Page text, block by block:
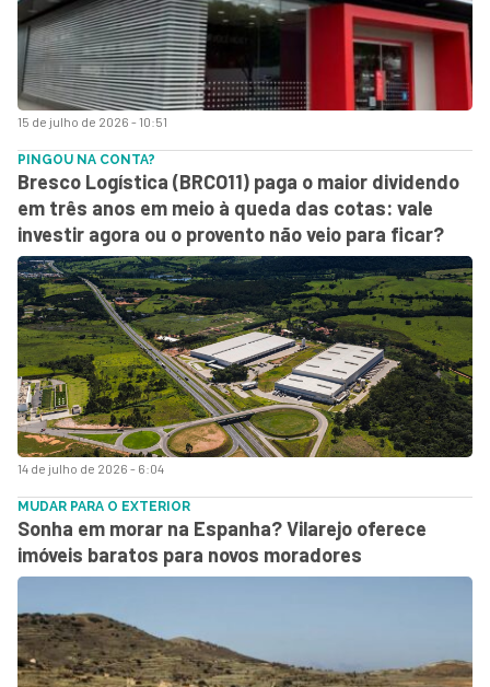
15 de julho de 2026 - 10:51
14 de julho de 2026 - 6:04
PINGOU NA CONTA?
Bresco Logística (BRCO11) paga o maior dividendo
em três anos em meio à queda das cotas: vale
investir agora ou o provento não veio para ficar?
MUDAR PARA O EXTERIOR
Sonha em morar na Espanha? Vilarejo oferece
imóveis baratos para novos moradores